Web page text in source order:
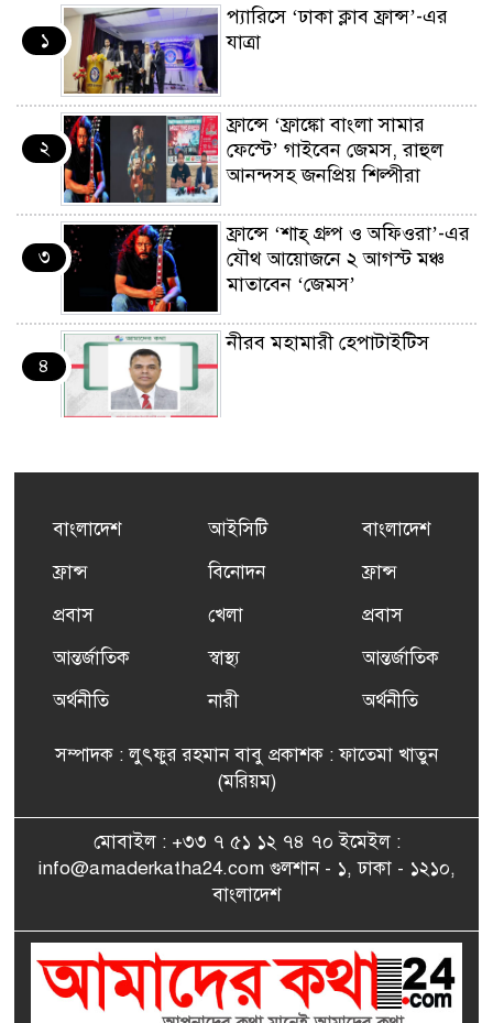
১
প্যারিসে ‘ঢাকা ক্লাব ফ্রান্স’-এর
যাত্রা
২
ফ্রান্সে ‘ফ্রাঙ্কো বাংলা সামার
ফেস্টে’ গাইবেন জেমস, রাহুল
আনন্দসহ জনপ্রিয় শিল্পীরা
৩
ফ্রান্সে ‘শাহ্ গ্রুপ ও অফিওরা’-এর
যৌথ আয়োজনে ২ আগস্ট মঞ্চ
মাতাবেন ‘জেমস’
৪
নীরব মহামারী হেপাটাইটিস
৫
এর সম্পূর্ণ বিনামূল্যের সুশি
ফ্রান্সসহ ইউরোপীয় দেশসমূহে
দাবদাহ: কারণ, প্রভাব ও করণীয়
ফ্রান্সে সংবর্ধিত হলেন যুক্তরাজ্য
বিএনপি’র আহ্বায়ক কমিটির
সাংবাদিকতায় কৃতিত্বের পুরস্কার
এমপি মমতাজ আলোকে
জেলা প্রবাসী এসোসিয়েশন’
বেদে সম্প্রদায় নিয়ে প্যারিসে
বাংলাদেশ
ফ্রান্স
প্রবাস
আন্তর্জাতিক
অর্থনীতি
আইসিটি
বিনোদন
খেলা
স্বাস্থ্য
নারী
বাংলাদেশ
ফ্রান্স
প্রবাস
আন্তর্জাতিক
অর্থনীতি
সম্পাদক : লুৎফুর রহমান বাবু প্রকাশক : ফাতেমা খাতুন
(মরিয়ম)
মোবাইল : +৩৩ ৭ ৫১ ১২ ৭৪ ৭০ ইমেইল :
info@amaderkatha24.com গুলশান - ১, ঢাকা - ১২১০,
বাংলাদেশ